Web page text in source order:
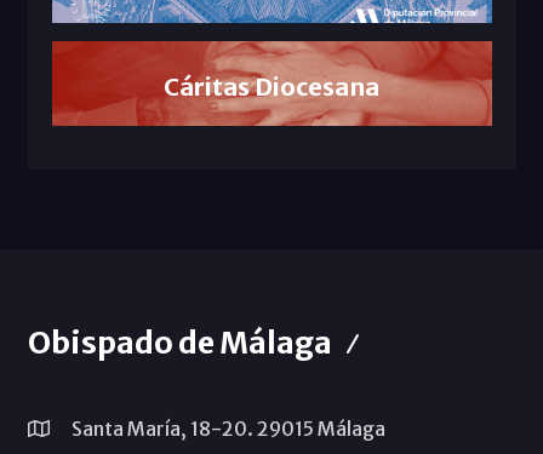
Cáritas Diocesana
Obispado de Málaga
Santa María, 18-20. 29015 Málaga